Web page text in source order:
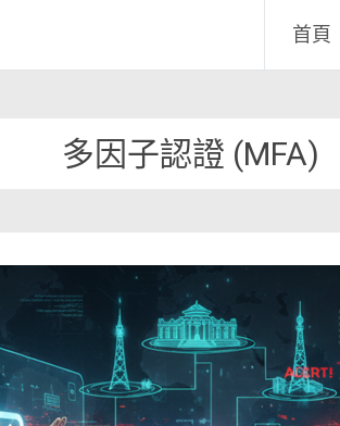
首頁
多因子認證 (MFA)